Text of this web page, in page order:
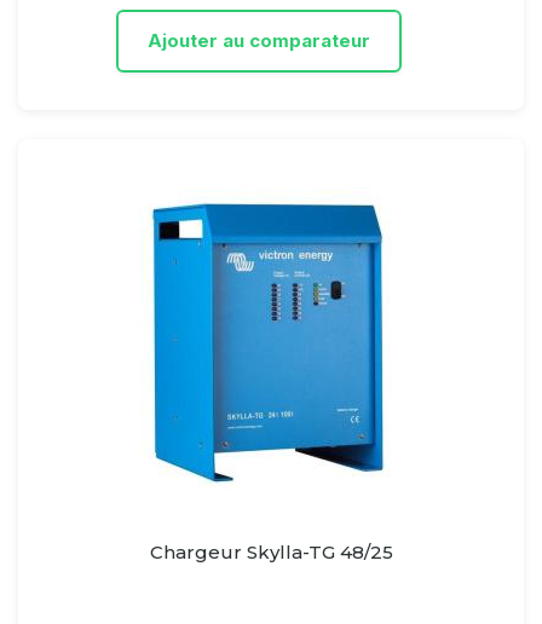
Ajouter au comparateur
Chargeur Skylla-TG 48/25